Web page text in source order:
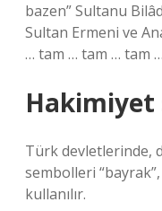
bazen” Sultanu
Sultan Ermeni ve
… tam … tam … tam
Hakimiyet
Türk devletlerinde,
sembolleri
kullanılır.